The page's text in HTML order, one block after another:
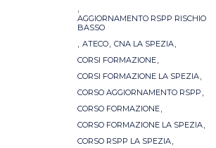
,
AGGIORNAMENTO RSPP RISCHIO
BASSO
, ATECO, CNA LA SPEZIA,
CORSI FORMAZIONE,
CORSI FORMAZIONE LA SPEZIA,
CORSO AGGIORNAMENTO RSPP ,
CORSO FORMAZIONE,
CORSO FORMAZIONE LA SPEZIA,
CORSO RSPP LA SPEZIA,